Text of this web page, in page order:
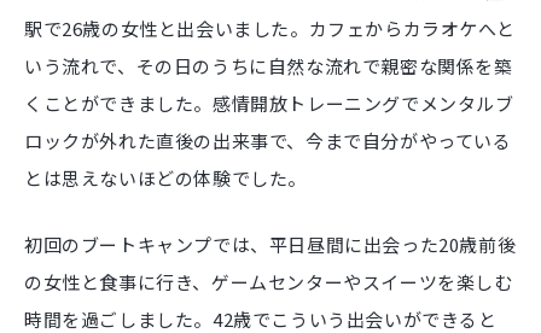
駅で26歳の女性と出会いました。カフェからカラオケへと
いう流れで、その日のうちに自然な流れで親密な関係を築
くことができました。感情開放トレーニングでメンタルブ
ロックが外れた直後の出来事で、今まで自分がやっている
とは思えないほどの体験でした。
初回のブートキャンプでは、平日昼間に出会った20歳前後
の女性と食事に行き、ゲームセンターやスイーツを楽しむ
時間を過ごしました。42歳でこういう出会いができると